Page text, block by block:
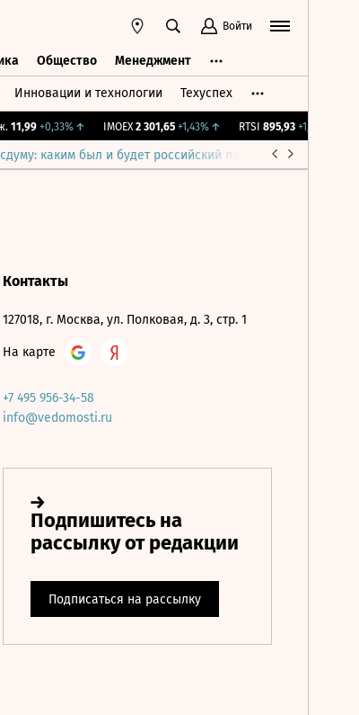
Войти
Общество Менеджмент
Инновации и технологии Техуспех
11,99 +0,33%↑ IMOEX 2 301,65 +1,43%↑ RTSI 895,93 +1,68%
каким был и будет российский парламент
Контакты
127018, г. Москва, ул. Полковая, д. 3, стр. 1
На карте
+7 495 956-34-58
info@vedomosti.ru